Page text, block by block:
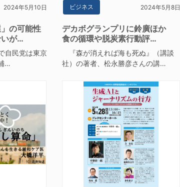
2024年5月10日
の可能性
が…
自民党は東京
…
ビジネス 2024年5月8日
デカボグランプリに鈴廣ほか
食の循環や脱炭素行動評…
『森が消えれば海も死ぬ』（講談
社）の著者、松永勝彦さんの講…